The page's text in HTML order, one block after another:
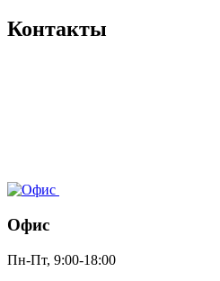
Контакты
Офис
Пн-Пт, 9:00-18:00